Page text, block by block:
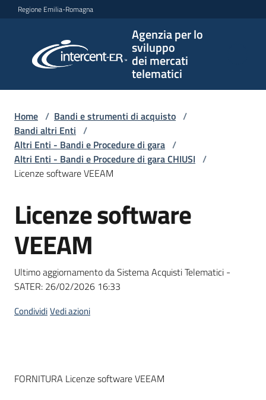
Vai al contenuto
Vai alla navigazione
Vai al footer
Regione Emilia-Romagna
Agenzia per lo
sviluppo
dei mercati
telematici
per lo
sviluppo
telematici
L'Agenzia
Bandi
strumenti
acquisto
telematiche
Home / Bandi e strumenti di acquisto /
Bandi altri Enti /
Altri Enti - Bandi e Procedure di gara /
Altri Enti - Bandi e Procedure di gara CHIUSI /
Licenze software VEEAM
Salta al contenuto
Licenze software
VEEAM
Ultimo aggiornamento da Sistema Acquisti Telematici -
SATER: 26/02/2026 16:33
CondividiVedi azioni
Dati del bando
FORNITURA Licenze software VEEAM